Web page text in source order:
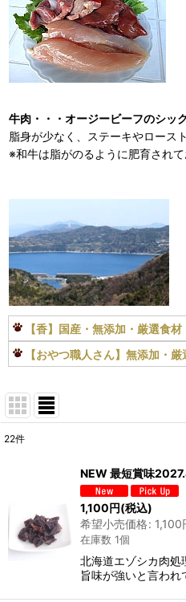
牛肉・・・オージービーフのシッ
脂身が少なく、ステーキやロース
※和牛は脂がのるように肥育され
【香】国産・無添加・厳選食材
【おやつ職人さん】無添加・厳
並び順:
22件
NEW 最短賞味
1,100 円(税込)
希望小売価格: 1,100
在庫数 1個
北海道エゾシカ肉処
旨味が強いと言わ